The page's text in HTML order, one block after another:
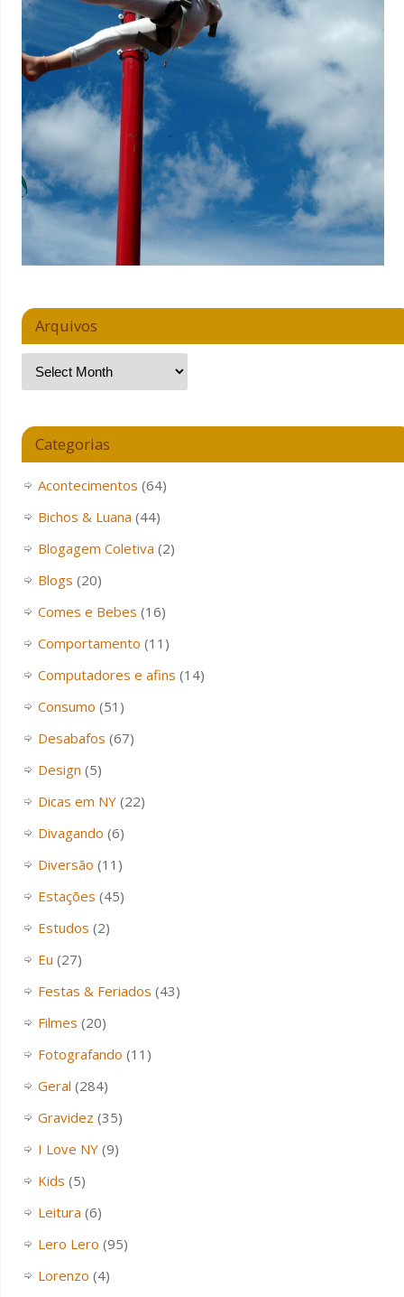
Arquivos
Categorias
Acontecimentos (64)
Bichos & Luana (44)
Blogagem Coletiva (2)
Blogs (20)
Comes e Bebes (16)
Comportamento (11)
Computadores e afins (14)
Consumo (51)
Desabafos (67)
Design (5)
Dicas em NY(22)
Divagando (6)
Diversão (11)
Estações (45)
Estudos (2)
Eu (27)
Festas & Feriados (43)
Filmes (20)
Fotografando (11)
Geral (284)
Gravidez (35)
I Love NY(9)
Kids (5)
Leitura (6)
Lero Lero (95)
Lorenzo (4)